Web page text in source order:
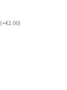
(+€2.00)